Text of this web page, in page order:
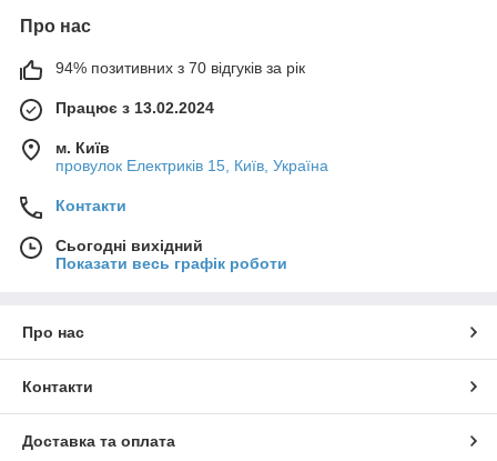
Про нас
94% позитивних з 70 відгуків за рік
Працює з 13.02.2024
м. Київ
провулок Електриків 15, Київ, Україна
Контакти
Сьогодні вихідний
Показати весь графік роботи
Про нас
Контакти
Доставка та оплата